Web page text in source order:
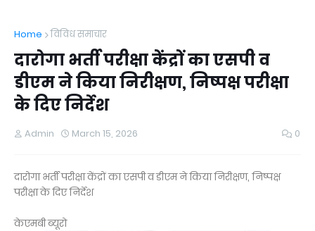
Home विविध समाचार
दारोगा भर्ती परीक्षा केंद्रों का एसपी व
डीएम ने किया निरीक्षण, निष्पक्ष परीक्षा
के दिए निर्देश
Admin March 15, 2026 0
दारोगा भर्ती परीक्षा केंद्रों का एसपी व डीएम ने किया निरीक्षण, निष्पक्ष
परीक्षा के दिए निर्देश
केएमबी ब्यूरो